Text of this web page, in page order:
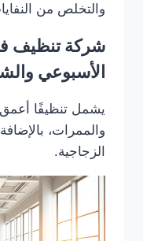
والتخلص من
شركة تنظيف
الأسبوعي
يشمل تنظيفًا أعمق
والممرات،
الزجاجية.